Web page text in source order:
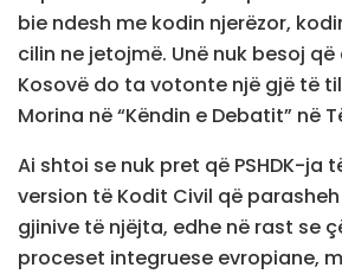
bie ndesh me kodin njerëzor,
cilin ne jetojmë. Unë nuk besoj
Kosovë do ta votonte një gjë të
Morina në “Këndin e Debatit” në
Ai shtoi se nuk pret që PSHDK-ja
version të Kodit Civil që
gjinive të njëjta, edhe në rast se
proceset integruese evropiane,